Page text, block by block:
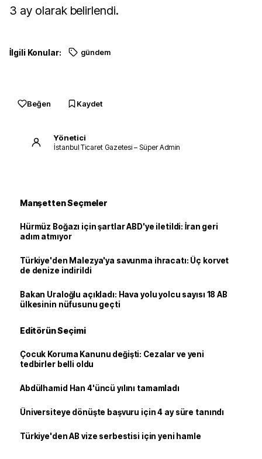
3 ay olarak belirlendi.
İlgili Konular: gündem
Beğen Kaydet
Yönetici
İstanbul Ticaret Gazetesi – Süper Admin
Manşetten Seçmeler
Hürmüz Boğazı için şartlar ABD'ye iletildi: İran geri
adım atmıyor
Türkiye'den Malezya'ya savunma ihracatı: Üç korvet
de denize indirildi
Bakan Uraloğlu açıkladı: Hava yolu yolcu sayısı 18 AB
ülkesinin nüfusunu geçti
Editörün Seçimi
Çocuk Koruma Kanunu değişti: Cezalar ve yeni
tedbirler belli oldu
Abdülhamid Han 4'üncü yılını tamamladı
Üniversiteye dönüşte başvuru için 4 ay süre tanındı
Türkiye'den AB vize serbestisi için yeni hamle